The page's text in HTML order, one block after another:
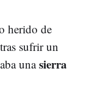
herido de
tras sufrir un
unasierra